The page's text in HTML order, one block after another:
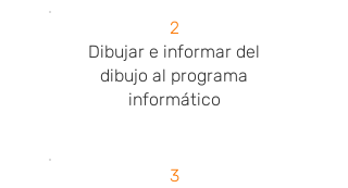
2
Dibujar e informar del
dibujo al programa
informático
3